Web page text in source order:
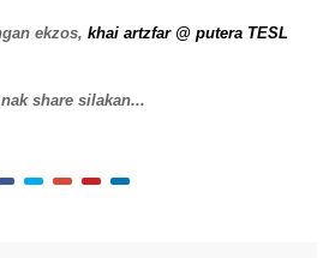
ekzos, khai artzfar @ putera TESL
share silakan...